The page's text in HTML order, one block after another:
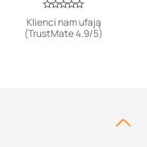
Klienci nam ufają
(TrustMate 4.9/5)